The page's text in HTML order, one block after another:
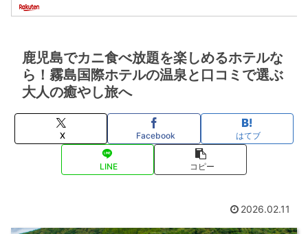
鹿児島でカニ食べ放題を楽しめるホテルな
ら！霧島国際ホテルの温泉と口コミで選ぶ
大人の癒やし旅へ
X Facebook はてブ
LINE コピー
2026.02.11